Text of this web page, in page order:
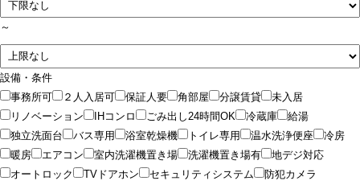
～
設備・条件
事務所可
２人入居可 保証人要 角部屋 分譲賃貸
未入居
リノベーション
IHコンロ ごみ出し24時間OK 冷蔵庫
給湯
独立洗面台
バス専用 浴室乾燥機 トイレ専用 温水洗浄便座
冷房
暖房
エアコン 室内洗濯機置き場 洗濯機置き場有
地デジ対応
オートロック
TVドアホン セキュリティシステム
防犯カメラ